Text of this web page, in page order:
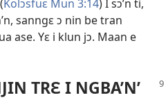
Kolɔsfuɛ Mun 3:14) I sɔ’n ti,
sanngɛ ɔ nin be tran
ase. Yɛ i klun jɔ. Maan e
TRƐ I NGBA’N’